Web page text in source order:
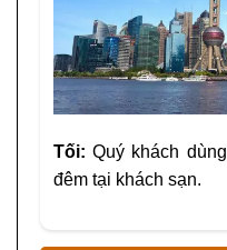
Tối: Quý khách
đêm tại khách sạn.